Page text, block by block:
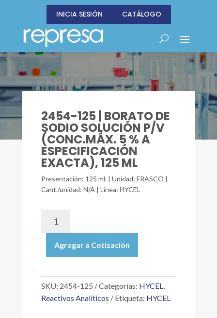
INICIA SESIÓN CATÁLOGO
2454-125 | BORATO DE
SODIO SOLUCIÓN P/V
(CONC.MÁX. 5 % A
ESPECIFICACIÓN
EXACTA), 125 ML
Presentación: 125 ml. | Unidad: FRASCO |
Cant./unidad: N/A | Línea: HYCEL
BORATO
DE
SOLUCIÓN
(CONC.MÁX.
Agregar a Cotización
SKU: 2454-125 Categorías: HYCEL,
Reactivos Analíticos
Etiqueta: HYCEL